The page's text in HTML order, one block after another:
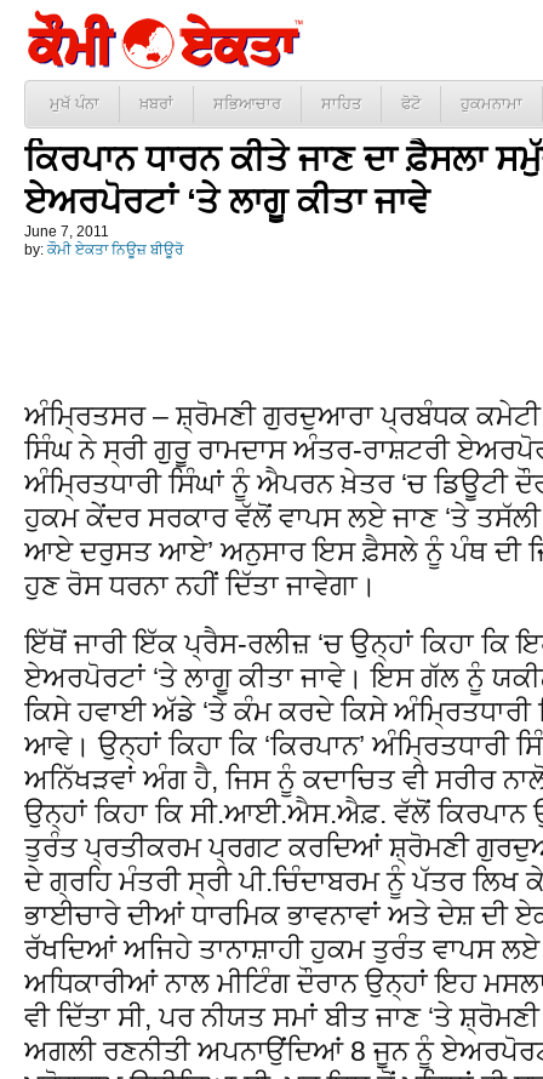
ਮੁਖੱ ਪੰਨਾ ਖ਼ਬਰਾਂ ਸਭਿਆਚਾਰ ਸਾਹਿਤ ਫੋਟੋ ਹੁਕਮਨਾਮਾ
ਕਿਰਪਾਨ ਧਾਰਨ ਕੀਤੇ ਜਾਣ ਦਾ ਫ਼ੈਸਲਾ
ਏਅਰਪੋਰਟਾਂ ‘ਤੇ ਲਾਗੂ ਕੀਤਾ ਜਾਵੇ
June 7, 2011
by: ਕੌਮੀ ਏਕਤਾ ਨਿਊਜ਼ ਬੀਊਰੋ
ਅੰਮ੍ਰਿਤਸਰ – ਸ਼੍ਰੋਮਣੀ ਗੁਰਦੁਆਰਾ ਪ੍ਰਬੰਧਕ
ਸਿੰਘ ਨੇ ਸ੍ਰੀ ਗੁਰੂ ਰਾਮਦਾਸ ਅੰਤਰ-ਰਾਸ਼ਟਰੀ
ਅੰਮ੍ਰਿਤਧਾਰੀ ਸਿੰਘਾਂ ਨੂੰ ਐਪਰਨ ਖ਼ੇਤਰ ‘ਚ ਡਿਊਟੀ
ਹੁਕਮ ਕੇਂਦਰ ਸਰਕਾਰ ਵੱਲੋਂ ਵਾਪਸ ਲਏ ਜਾਣ ‘ਤੇ
ਆਏ ਦਰੁਸਤ ਆਏ’ ਅਨੁਸਾਰ ਇਸ ਫ਼ੈਸਲੇ ਨੂੰ ਪੰਥ ਦੀ
ਹੁਣ ਰੋਸ ਧਰਨਾ ਨਹੀਂ ਦਿੱਤਾ ਜਾਵੇਗਾ।
ਇੱਥੋਂ ਜਾਰੀ ਇੱਕ ਪ੍ਰੈਸ-ਰਲੀਜ਼ ‘ਚ ਉਨ੍ਹਾਂ ਕਿਹਾ ਕਿ
ਏਅਰਪੋਰਟਾਂ ‘ਤੇ ਲਾਗੂ ਕੀਤਾ ਜਾਵੇ। ਇਸ ਗੱਲ ਨੂੰ
ਕਿਸੇ ਹਵਾਈ ਅੱਡੇ ‘ਤੇ ਕੰਮ ਕਰਦੇ ਕਿਸੇ ਅੰਮ੍ਰਿਤਧਾਰੀ
ਆਵੇ। ਉਨ੍ਹਾਂ ਕਿਹਾ ਕਿ ‘ਕਿਰਪਾਨ’ ਅੰਮ੍ਰਿਤਧਾਰੀ
ਅਨਿੱਖੜਵਾਂ ਅੰਗ ਹੈ, ਜਿਸ ਨੂੰ ਕਦਾਚਿਤ ਵੀ ਸਰੀਰ
ਉਨ੍ਹਾਂ ਕਿਹਾ ਕਿ ਸੀ.ਆਈ.ਐਸ.ਐਫ਼. ਵੱਲੋਂ ਕਿਰਪਾਨ
ਤੁਰੰਤ ਪ੍ਰਤੀਕਰਮ ਪ੍ਰਗਟ ਕਰਦਿਆਂ ਸ਼੍ਰੋਮਣੀ
ਦੇ ਗ੍ਰਹਿ ਮੰਤਰੀ ਸ੍ਰੀ ਪੀ.ਚਿੰਦਾਬਰਮ ਨੂੰ ਪੱਤਰ ਲਿਖ
ਭਾਈਚਾਰੇ ਦੀਆਂ ਧਾਰਮਿਕ ਭਾਵਨਾਵਾਂ ਅਤੇ ਦੇਸ਼ ਦੀ
ਰੱਖਦਿਆਂ ਅਜਿਹੇ ਤਾਨਾਸ਼ਾਹੀ ਹੁਕਮ ਤੁਰੰਤ ਵਾਪਸ
ਅਧਿਕਾਰੀਆਂ ਨਾਲ ਮੀਟਿੰਗ ਦੌਰਾਨ ਉਨ੍ਹਾਂ ਇਹ
ਵੀ ਦਿੱਤਾ ਸੀ, ਪਰ ਨੀਯਤ ਸਮਾਂ ਬੀਤ ਜਾਣ ‘ਤੇ
ਅਗਲੀ ਰਣਨੀਤੀ ਅਪਨਾਉਂਦਿਆਂ 8 ਜੂਨ ਨੂੰ ਏਅਰਪੋਰਟ